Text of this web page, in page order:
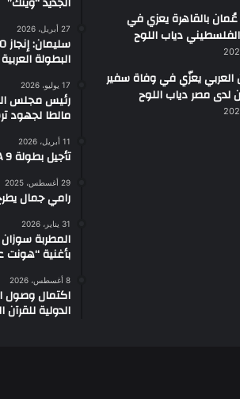
بالقاهرة يعزي في
دياب اللوح
العربي يعزّي في وفاة سفير
مصر دياب اللوح
27 أبريل، 2026
البطولة
17 يوليو، 2026
رئيس مجلس
مالطا لجهود
11 أبريل، 2026
تأجيل بطولة PFL MENA 9 في الخبر
29 أغسطس، 2025
رامي جمال
31 يناير، 2026
المطربة
بأغنية “هونت
8 أغسطس، 2026
اكتمال وصول
الدولية للقرآن